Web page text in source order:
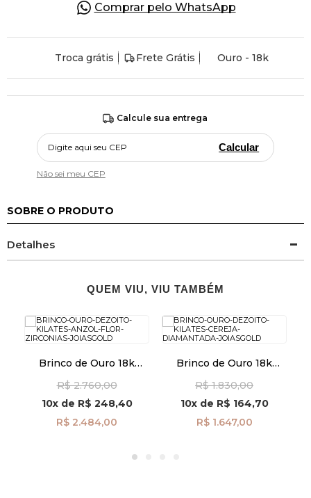
Comprar pelo WhatsApp
Troca grátis Frete Grátis Ouro - 18k
Calcule sua entrega
Calcular
Não sei meu CEP
SOBRE O PRODUTO
Detalhes
QUEM VIU, VIU TAMBÉM
Brinco de Ouro 18k
br29517
R$ 2.760,00
10xde R$ 248,40
R$ 2.484,00
Brinco de Ouro 18k
br29506
R$ 1.830,00
10xde R$ 164,70
R$ 1.647,00
OFERTAS